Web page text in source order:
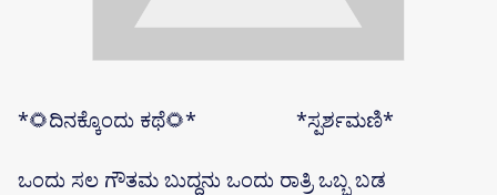
*🌻ದಿನಕ್ಕೊಂದು ಕಥೆ🌻* *ಸ್ಪರ್ಶಮಣಿ*
ಒಂದು ಸಲ ಗೌತಮ ಬುದ್ದನು ಒಂದು ರಾತ್ರಿ ಒಬ್ಬ ಬಡ